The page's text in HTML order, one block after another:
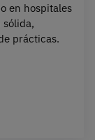
en hospitales
prácticas.